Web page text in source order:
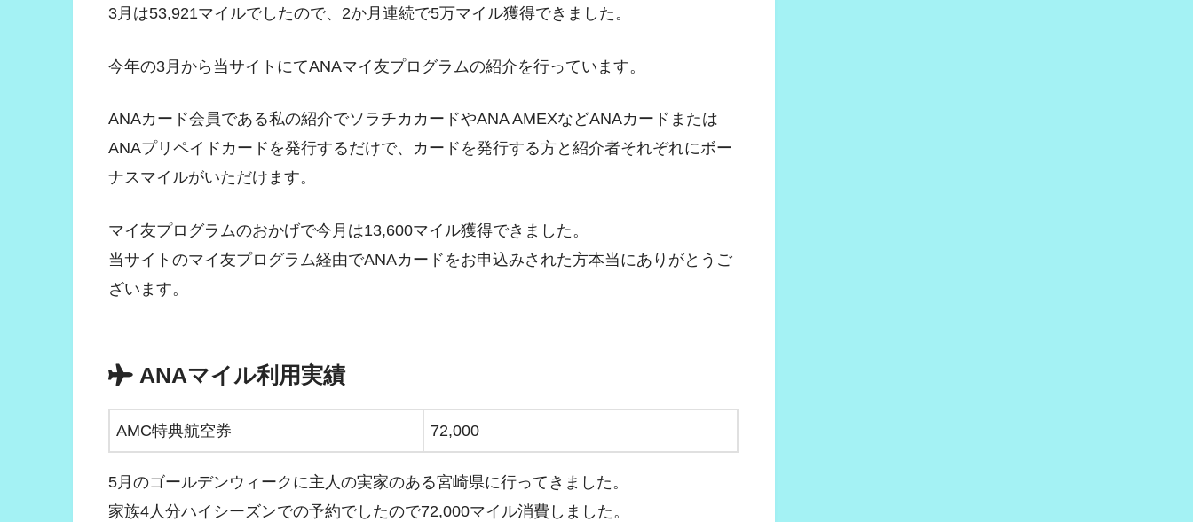
3月は53,921マイルでしたので、2か月連続で5万マイル獲得できました。
今年の3月から当サイトにてANAマイ友プログラムの紹介を行っています。
ANAカード会員である私の紹介でソラチカカードやANA AMEXなどANAカードまたは
ANAプリペイドカードを発行するだけで、カードを発行する方と紹介者それぞれにボー
ナスマイルがいただけます。
マイ友プログラムのおかげで今月は13,600マイル獲得できました。
当サイトのマイ友プログラム経由でANAカードをお申込みされた方本当にありがとうご
ざいます。
ANAマイル利用実績
AMC特典航空券 72,000
5月のゴールデンウィークに主人の実家のある宮崎県に行ってきました。
家族4人分ハイシーズンでの予約でしたので72,000マイル消費しました。